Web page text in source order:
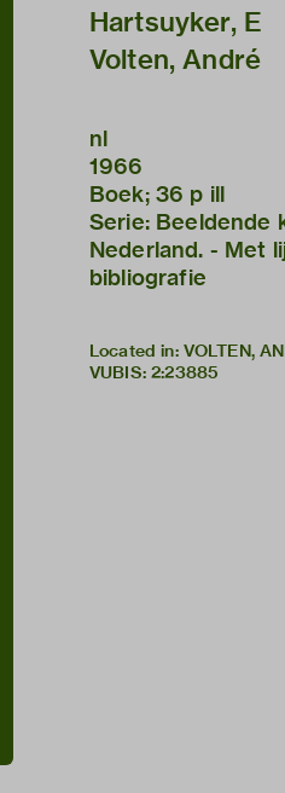
Hartsuyker, E
Volten, André
nl
1966
Boek; 36 p ill
Serie: Beeldende
Nederland. - Met
bibliografie
Located in: VOLTEN,
VUBIS: 2:23885